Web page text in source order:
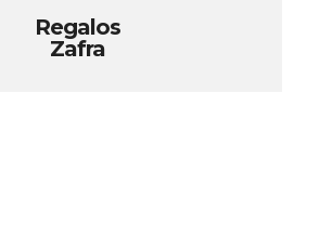
Regalos
Zafra